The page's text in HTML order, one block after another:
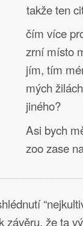
takže ten
čím více
zrní místo
jím, tím
mých
jiného?
Asi bych
zoo zase
závěru, že ta